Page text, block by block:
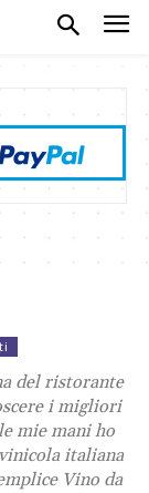
del ristorante
i migliori
mie mani ho
italiana
Vino da